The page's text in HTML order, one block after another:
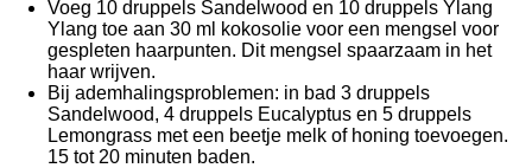
Voeg 10 druppels Sandelwood en 10 druppels Ylang
Ylang toe aan 30 ml kokosolie voor een mengsel voor
gespleten haarpunten. Dit mengsel spaarzaam in het
haar wrijven.
Bij ademhalingsproblemen: in bad 3 druppels
Sandelwood, 4 druppels Eucalyptus en 5 druppels
Lemongrass met een beetje melk of honing toevoegen.
15 tot 20 minuten baden.